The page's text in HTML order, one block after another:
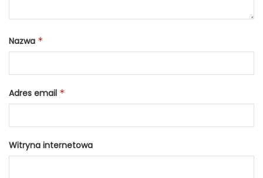
Nazwa *
Adres email *
Witryna internetowa